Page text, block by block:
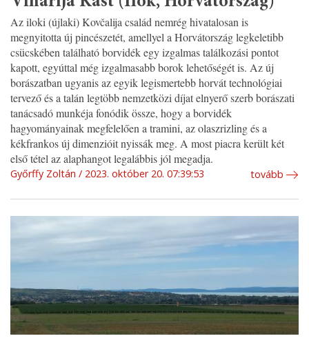
Az iloki (újlaki) Kovčalija család nemrég hivatalosan is
megnyitotta új pincészetét, amellyel a Horvátország legkeletibb
csücskében található borvidék egy izgalmas találkozási pontot
kapott, egyúttal még izgalmasabb borok lehetőségét is. Az új
borászatban ugyanis az egyik legismertebb horvát technológiai
tervező és a talán legtöbb nemzetközi díjat elnyerő szerb borászati
tanácsadó munkéja fonódik össze, hogy a borvidék
hagyományainak megfelelően a tramini, az olaszrizling és a
kékfrankos új dimenzióit nyissák meg. A most piacra került két
első tétel az alaphangot legalábbis jól megadja.
Győrffy Zoltán 2023. október 20. 07:39:53 tovább